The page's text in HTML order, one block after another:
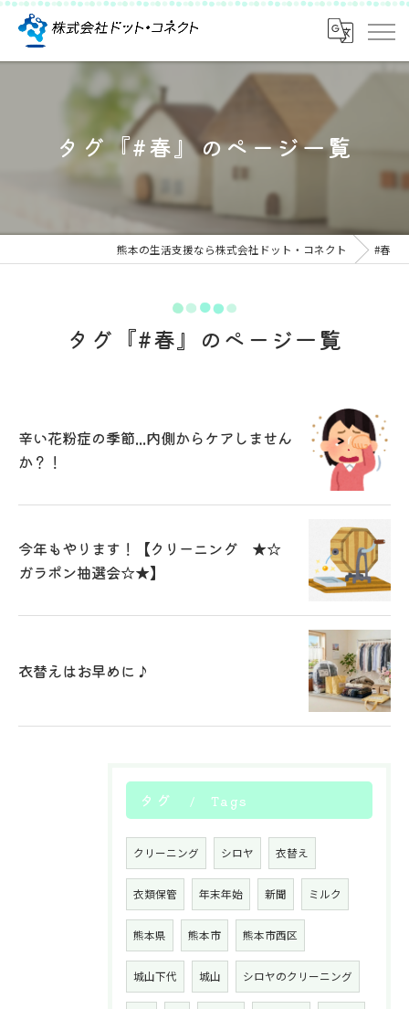
タグ『#春』のページ一覧
熊本の生活支援なら株式会社ドット・コネクト #春
タグ『#春』のページ一覧
辛い花粉症の季節...内側からケアしません
か？！
今年もやります！【クリーニング ★☆
ガラポン抽選会☆★】
衣替えはお早めに♪
タグ Tags
クリーニング シロヤ 衣替え
衣類保管 年末年始 新聞 ミルク
熊本県 熊本市 熊本市西区
城山下代 城山 シロヤのクリーニング